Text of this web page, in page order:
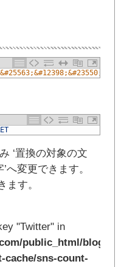
‘置換の対象の文
へ変更できます。
ます。
"Twitter" in
public_html/
sns-count-